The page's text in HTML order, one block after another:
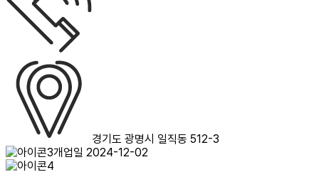
경기도 광명시 일직동 512-3
개업일 2024-12-02